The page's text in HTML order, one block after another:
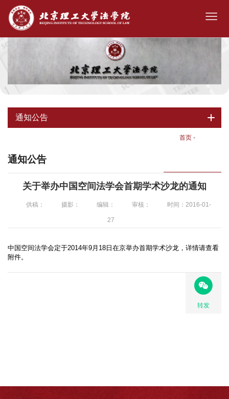
通知公告
首页 -
通知公告
关于举办中国空间法学会首期学术沙龙的通知
供稿： 摄影： 编辑： 审核： 时间：2016-01-
27
中国空间法学会定于2014年9月18日在京举办首期学术沙龙，详情请查看
附件。
转发